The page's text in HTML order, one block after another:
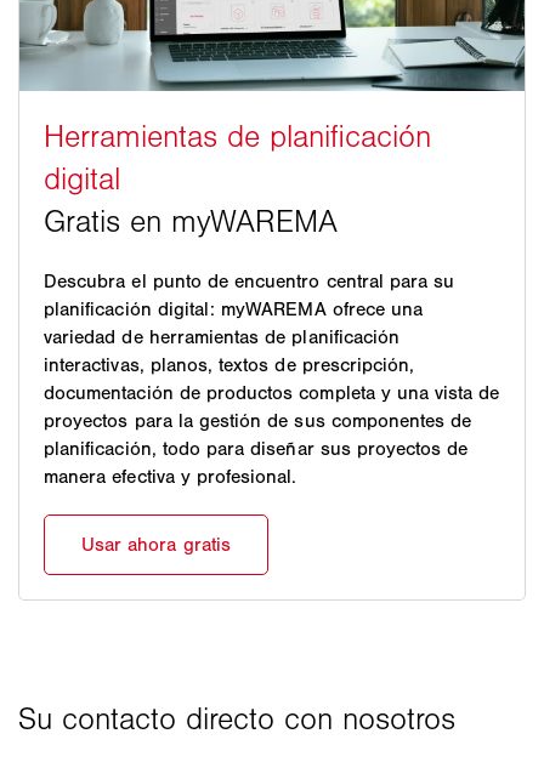
Descubra el punto de encuentro central para su
planificación digital: myWAREMA ofrece una
variedad de herramientas de planificación
interactivas, planos, textos de prescripción,
documentación de productos completa y una vista de
proyectos para la gestión de sus componentes de
planificación, todo para diseñar sus proyectos de
manera efectiva y profesional.